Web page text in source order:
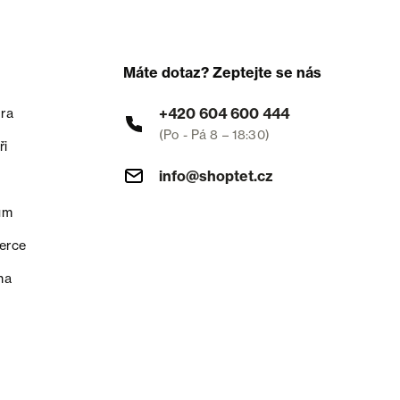
Máte dotaz? Zeptejte se nás
+420 604 600 444
(Po - Pá 8 – 18:30)
info@shoptet.cz